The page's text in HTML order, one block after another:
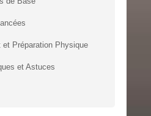
et Préparation Physique
et Astuces